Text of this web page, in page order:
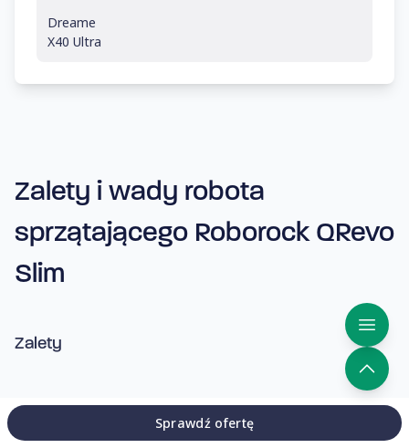
Sprawdź ofertę
Dreame
X40 Ultra
Zalety i wady robota
sprzątającego Roborock QRevo
Slim
Zalety
Wysoka moc ssania (11000 Pa)